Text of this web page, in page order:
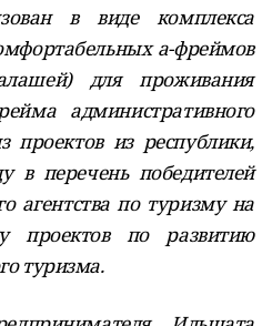
в виде комплекса
а-фреймов
для проживания
административного
проектов из республики,
в перечень победителей
агентства по туризму на
проектов по развитию
туризма.